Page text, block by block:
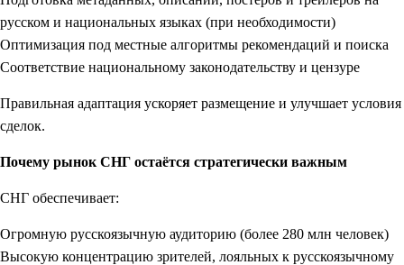
русском и национальных языках (при необходимости)
Оптимизация под местные алгоритмы рекомендаций и поиска
Соответствие национальному законодательству и цензуре
Правильная адаптация ускоряет размещение и улучшает условия
сделок.
Почему рынок СНГ остаётся стратегически важным
СНГ обеспечивает:
Огромную русскоязычную аудиторию (более 280 млн человек)
Высокую концентрацию зрителей, лояльных к русскоязычному